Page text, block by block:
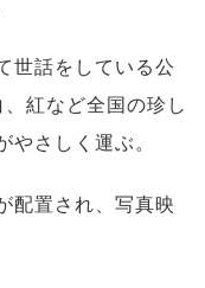
世話をしている公
紅など全国の珍し
さしく運ぶ。
配置され、写真映